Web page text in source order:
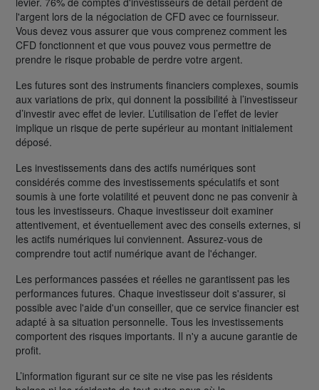
l'argent lors de la négociation de CFD avec ce fournisseur.
Vous devez vous assurer que vous comprenez comment les
CFD fonctionnent et que vous pouvez vous permettre de
prendre le risque probable de perdre votre argent.
Les futures sont des instruments financiers complexes, soumis
aux variations de prix, qui donnent la possibilité à l’investisseur
d’investir avec effet de levier. L’utilisation de l’effet de levier
implique un risque de perte supérieur au montant initialement
déposé.
Les investissements dans des actifs numériques sont
considérés comme des investissements spéculatifs et sont
soumis à une forte volatilité et peuvent donc ne pas convenir à
tous les investisseurs. Chaque investisseur doit examiner
attentivement, et éventuellement avec des conseils externes, si
les actifs numériques lui conviennent. Assurez-vous de
comprendre tout actif numérique avant de l'échanger.
Les performances passées et réelles ne garantissent pas les
performances futures. Chaque investisseur doit s'assurer, si
possible avec l'aide d'un conseiller, que ce service financier est
adapté à sa situation personnelle. Tous les investissements
comportent des risques importants. Il n'y a aucune garantie de
profit.
L’information figurant sur ce site ne vise pas les résidents